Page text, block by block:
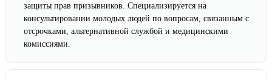
защиты прав призывников. Специализируется на
консультировании молодых людей по вопросам, связанным с
отсрочками, альтернативной службой и медицинскими
комиссиями.